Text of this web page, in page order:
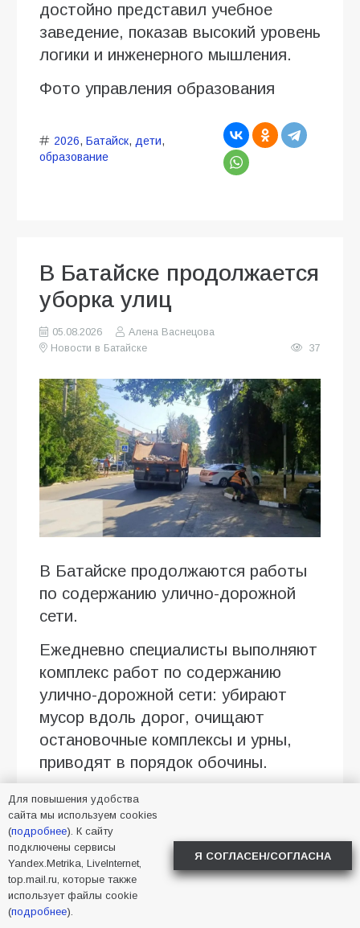
достойно представил учебное
заведение, показав высокий уровень
логики и инженерного мышления.
Фото управления образования
2026, Батайск, дети,
образование
В Батайске продолжается
уборка улиц
05.08.2026
Алена Васнецова
Новости в Батайске
37
В Батайске продолжаются работы
по содержанию улично-дорожной
сети.
Ежедневно специалисты выполняют
комплекс работ по содержанию
улично-дорожной сети: убирают
мусор вдоль дорог, очищают
остановочные комплексы и урны,
приводят в порядок обочины.
Работы продолжаются в разных
районах города
Фото УЖКХ
2026
улицы
Для повышения удобства
сайта мы используем cookies
(подробнее). К сайту
подключены сервисы
Yandex.Metrika, LiveInternet,
top.mail.ru, которые также
использует файлы cookie
(подробнее).
Я СОГЛАСЕН/СОГЛАСНА